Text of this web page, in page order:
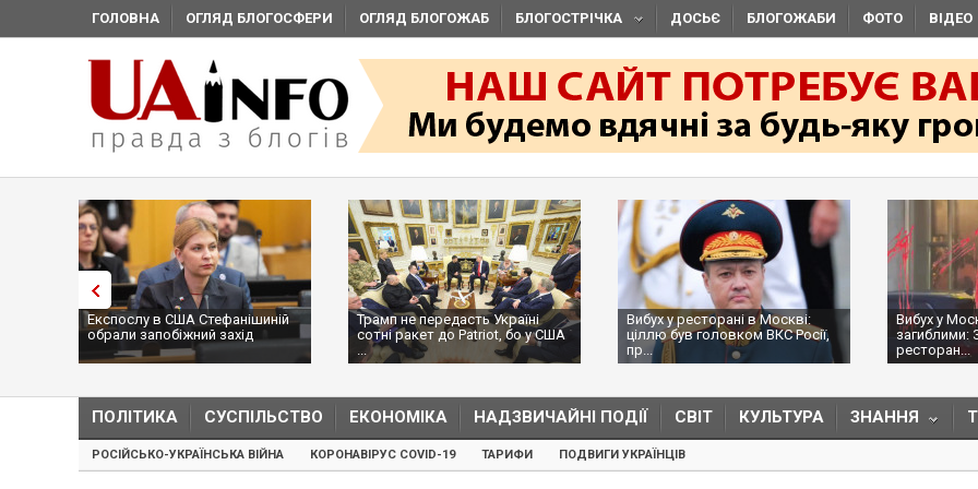
ГОЛОВНА ОГЛЯД БЛОГОСФЕРИ ОГЛЯД БЛОГОЖАБ БЛОГОСТРІЧКА ДОСЬЄ БЛОГОЖАБИ ФОТО ВІДЕО
Експослу в США Стефанішиній
обрали запобіжний захід
Трамп не передасть Україні
сотні ракет до Patriot, бо у США
...
Вибух у ресторані в Москві:
ціллю був головком ВКС Росії,
пр...
Вибух у
загиблими:
ресторан...
ПОЛІТИКА СУСПІЛЬСТВО ЕКОНОМІКА НАДЗВИЧАЙНІ ПОДІЇ СВІТ КУЛЬТУРА ЗНАННЯ
РОСІЙСЬКО-УКРАЇНСЬКА ВІЙНА КОРОНАВІРУС COVID-19 ТАРИФИ ПОДВИГИ УКРАЇНЦІВ